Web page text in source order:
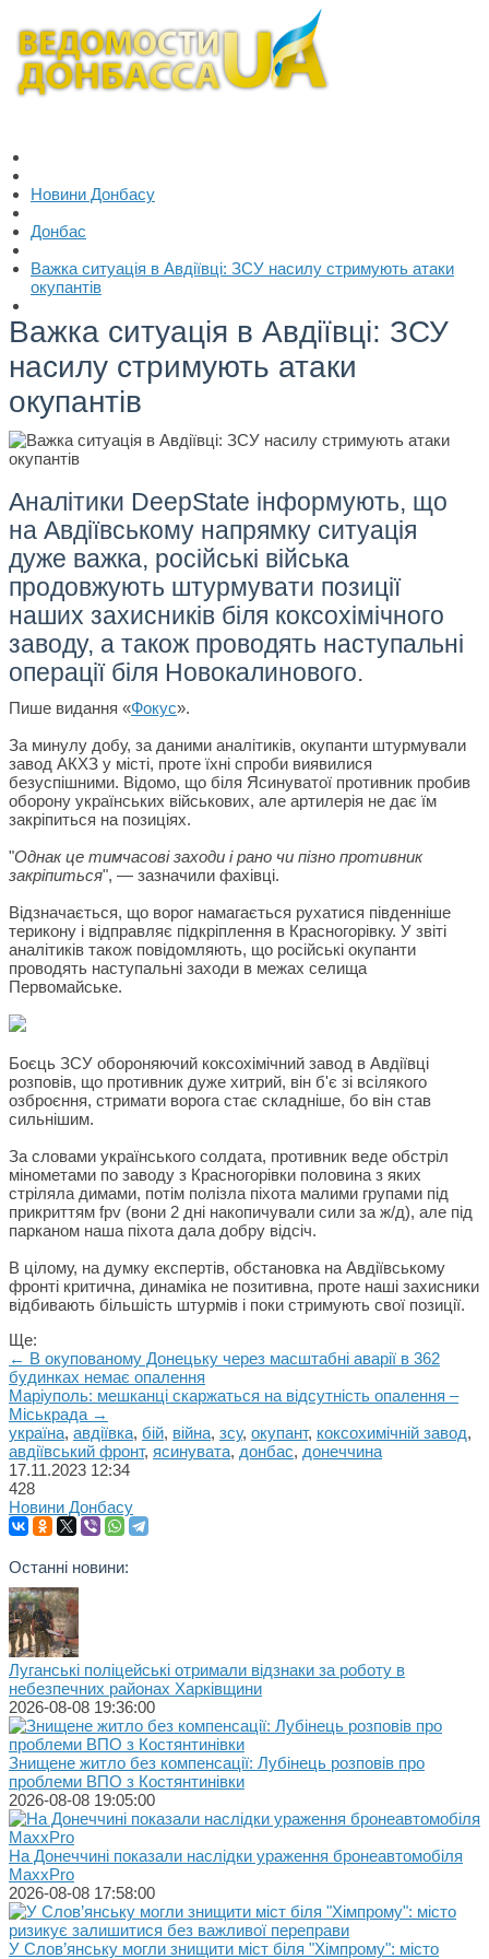
Новини Донбасу
Донбас
Важка ситуація в Авдіївці: ЗСУ насилу стримують атаки
окупантів
Важка ситуація в Авдіївці: ЗСУ
насилу стримують атаки
окупантів
Аналітики DeepState інформують, що
на Авдіївському напрямку ситуація
дуже важка, російські війська
продовжують штурмувати позиції
наших захисників біля коксохімічного
заводу, а також проводять наступальні
операції біля Новокалинового.
Пише видання «Фокус».
За минулу добу, за даними аналітиків, окупанти штурмували
завод АКХЗ у місті, проте їхні спроби виявилися
безуспішними. Відомо, що біля Ясинуватої противник пробив
оборону українських військових, але артилерія не дає їм
закріпиться на позиціях.
"Однак це тимчасові заходи і рано чи пізно противник
закріпиться", — зазначили фахівці.
Відзначається, що ворог намагається рухатися південніше
терикону і відправляє підкріплення в Красногорівку. У звіті
аналітиків також повідомляють, що російські окупанти
проводять наступальні заходи в межах селища
Первомайське.
Боєць ЗСУ обороняючий коксохімічний завод в Авдіївці
розповів, що противник дуже хитрий, він б'є зі всілякого
озброєння, стримати ворога стає складніше, бо він став
сильнішим.
За словами українського солдата, противник веде обстріл
мінометами по заводу з Красногорівки половина з яких
стріляла димами, потім полізла піхота малими групами під
прикриттям fpv (вони 2 дні накопичували сили за ж/д), але під
парканом наша піхота дала добру відсіч.
В цілому, на думку експертів, обстановка на Авдіївському
фронті критична, динаміка не позитивна, проте наші захисники
відбивають більшість штурмів і поки стримують свої позиції.
Ще:
← В окупованому Донецьку через масштабні аварії в 362
будинках немає опалення
Маріуполь: мешканці скаржаться на відсутність опалення –
Міськрада →
україна, авдіївка, бій, війна, зсу, окупант, коксохимічній завод,
авдіївський фронт, ясинувата, донбас, донеччина
17.11.2023 12:34
428
Новини Донбасу
Останні новини:
Луганські поліцейські отримали відзнаки за роботу в
небезпечних районах Харківщини
2026-08-08 19:36:00
Знищене житло без компенсації: Лубінець розповів про
проблеми ВПО з Костянтинівки
2026-08-08 19:05:00
На Донеччині показали наслідки ураження бронеавтомобіля
MaxxPro
2026-08-08 17:58:00
У Слов’янську могли знищити міст біля "Хімпрому": місто